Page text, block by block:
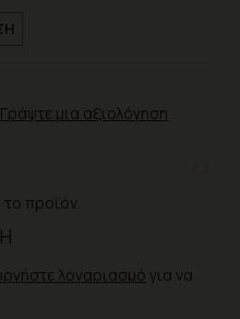
Γράψτε μια αξιολόγηση
το προϊόν.
λογαριασμό για να